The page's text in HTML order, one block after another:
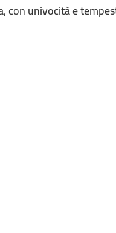
univocità e